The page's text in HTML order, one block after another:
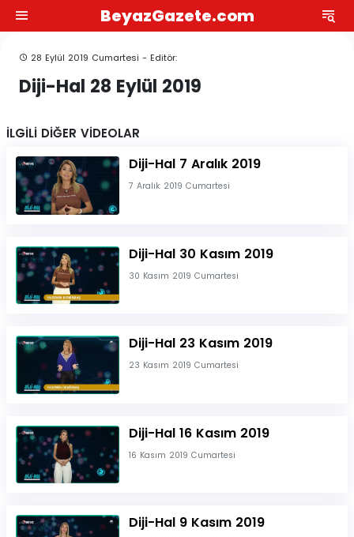
BeyazGazete.com
28 Eylül 2019 Cumartesi - Editör:
Diji-Hal 28 Eylül 2019
İLGİLİ DİĞER VİDEOLAR
Diji-Hal 7 Aralık 2019
7 Aralık 2019 Cumartesi
Diji-Hal 30 Kasım 2019
30 Kasım 2019 Cumartesi
Diji-Hal 23 Kasım 2019
23 Kasım 2019 Cumartesi
Diji-Hal 16 Kasım 2019
16 Kasım 2019 Cumartesi
Diji-Hal 9 Kasım 2019